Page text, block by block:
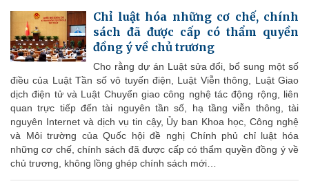
Chỉ luật hóa những cơ chế, chính
sách đã được cấp có thẩm quyền
đồng ý về chủ trương
Cho rằng dự án Luật sửa đổi, bổ sung một số
điều của Luật Tần số vô tuyến điện, Luật Viễn thông, Luật Giao
dịch điện tử và Luật Chuyển giao công nghệ tác động rộng, liên
quan trực tiếp đến tài nguyên tần số, hạ tầng viễn thông, tài
nguyên Internet và dịch vụ tin cậy, Ủy ban Khoa học, Công nghệ
và Môi trường của Quốc hội đề nghị Chính phủ chỉ luật hóa
những cơ chế, chính sách đã được cấp có thẩm quyền đồng ý về
chủ trương, không lồng ghép chính sách mới…